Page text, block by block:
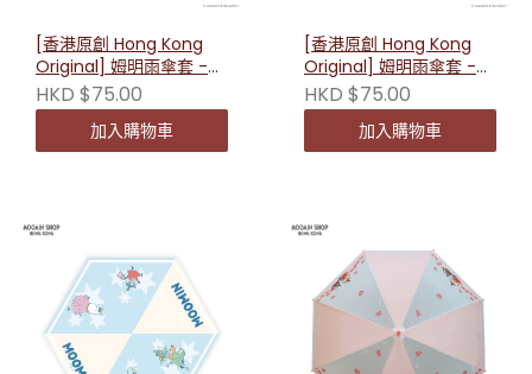
[香港原創 Hong Kong
Original] 姆明雨傘套 -
小美 231648
HKD $75.00
加入購物車
[香港原創 Hong Kong
Original] 姆明雨傘套 -
姆明 231631
HKD $75.00
加入購物車